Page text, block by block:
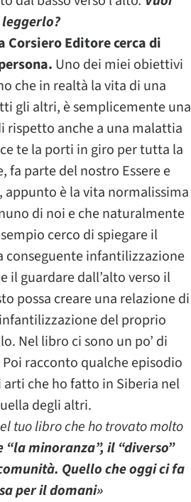
leggerlo?
Corsiero Editore cerca di
Uno dei miei obiettivi
che in realtà la vita di una
gli altri, è semplicemente una
rispetto anche a una malattia
te la porti in giro per tutta la
parte del nostro Essere e
è la vita normalissima
di noi e che naturalmente
cerco di spiegare il
conseguente infantilizzazione
guardare dall’alto verso il
possa creare una relazione di
del proprio
Nel libro ci sono un po’ di
racconto qualche episodio
che ho fatto in Siberia nel
degli altri.
tuo libro che ho trovato molto
minoranza”, il “diverso”
Quello che oggi ci fa
per il domani»